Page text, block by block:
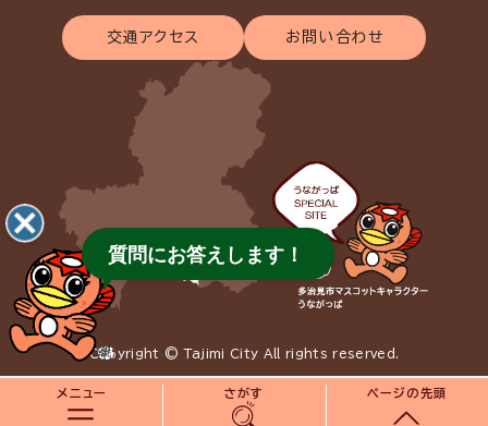
メニュー さがす ページの先頭
交通アクセス お問い合わせ
Copyright © Tajimi City All rights reserved.
質問にお答えします！